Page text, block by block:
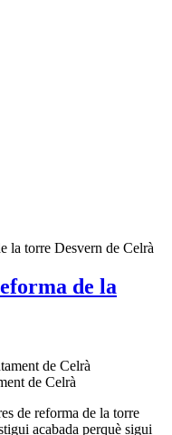
la torre Desvern de Celrà
de la
de Celrà
de reforma de la torre
acabada perquè sigui